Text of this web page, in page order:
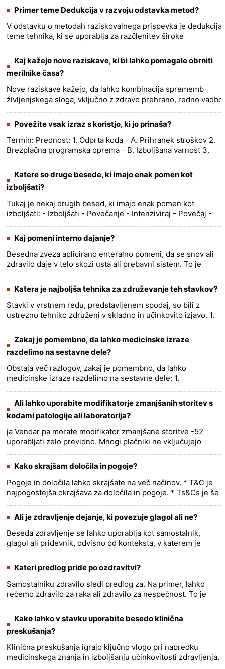
izčrpanost), ki......
more >>
Primer teme Dedukcija v razvoju odstavka metod?
V odstavku o metodah raziskovalnega prispevka je dedukcija
teme tehnika, ki se uporablja za razčlenitev široke
raziskani v ......
more >>
Kaj kažejo nove raziskave, ki bi lahko pomagale obrniti
merilnike časa?
Nove raziskave kažejo, da lahko kombinacija sprememb
življenjskega sloga, vključno z zdravo prehrano, redno vadbo
Alzheimerjeve bo......
more >>
Povežite vsak izraz s koristjo, ki jo prinaša?
Termin: Prednost: 1. Odprta koda - A. Prihranek stroškov 2.
Brezplačna programska oprema - B. Izboljšana varnost 3.
...... more >>
Katere so druge besede, ki imajo enak pomen kot
izboljšati?
Tukaj je nekaj drugih besed, ki imajo enak pomen kot
izboljšati: - Izboljšati - Povečanje - Intenziviraj - Povečaj -
O......
more >>
Kaj pomeni interno dajanje?
Besedna zveza aplicirano enteralno pomeni, da se snov ali
zdravilo daje v telo skozi usta ali prebavni sistem. To je
te......
more >>
Katera je najboljša tehnika za združevanje teh stavkov?
Stavki v vrstnem redu, predstavljenem spodaj, so bili z
ustrezno tehniko združeni v skladno in učinkovito izjavo. 1.
stav......
more >>
Zakaj je pomembno, da lahko medicinske izraze
razdelimo na sestavne dele?
Obstaja več razlogov, zakaj je pomembno, da lahko
medicinske izraze razdelimo na sestavne dele: 1.
pogosto sestavljeni i......
more >>
Ali lahko uporabite modifikatorje zmanjšanih storitev s
kodami patologije ali laboratorija?
ja Vendar pa morate modifikator zmanjšane storitve -52
uporabljati zelo previdno. Mnogi plačniki ne vključujejo
labora......
more >>
Kako skrajšam določila in pogoje?
Pogoje in določila lahko skrajšate na več načinov. * T&C je
najpogostejša okrajšava za določila in pogoje. * Ts&Cs je še
s......
more >>
Ali je zdravljenje dejanje, ki povezuje glagol ali ne?
Beseda zdravljenje se lahko uporablja kot samostalnik,
glagol ali pridevnik, odvisno od konteksta, v katerem je
postopek osk......
more >>
Kateri predlog pride po ozdravitvi?
Samostalniku zdravilo sledi predlog za. Na primer, lahko
rečemo zdravilo za raka ali zdravilo za nespečnost. To je
k......
more >>
Kako lahko v stavku uporabite besedo klinična
preskušanja?
Klinična preskušanja igrajo ključno vlogo pri napredku
medicinskega znanja in izboljšanju učinkovitosti zdravljenja.